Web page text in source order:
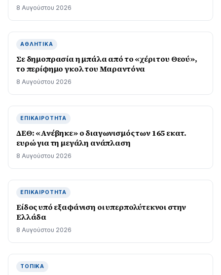
8 Αυγούστου 2026
ΑΘΛΗΤΙΚΆ
Σε δημοπρασία η μπάλα από το «χέρι του Θεού»,
το περίφημο γκολ του Μαραντόνα
8 Αυγούστου 2026
ΕΠΙΚΑΙΡΌΤΗΤΑ
ΔΕΘ: «Ανέβηκε» ο διαγωνισμός των 165 εκατ.
ευρώ για τη μεγάλη ανάπλαση
8 Αυγούστου 2026
ΕΠΙΚΑΙΡΌΤΗΤΑ
Είδος υπό εξαφάνιση οι υπερπολύτεκνοι στην
Ελλάδα
8 Αυγούστου 2026
ΤΟΠΙΚΆ